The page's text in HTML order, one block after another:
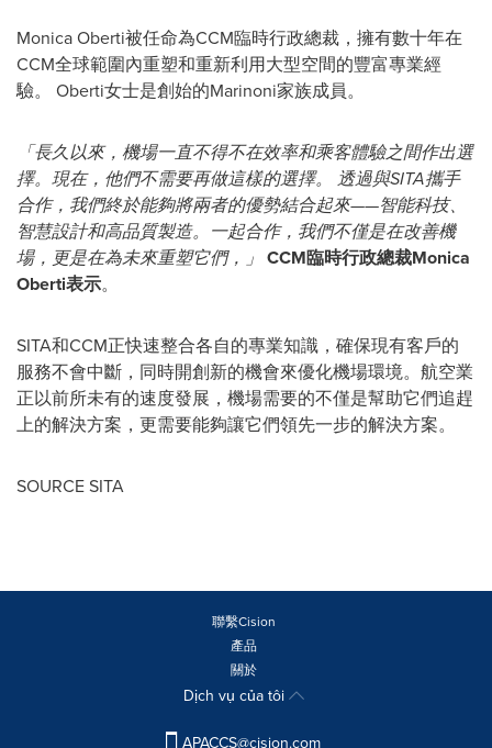
Monica Oberti被任命為CCM臨時行政總裁，擁有數十年在
CCM全球範圍內重塑和重新利用大型空間的豐富專業經
驗。 Oberti女士是創始的Marinoni家族成員。
「長久以來，機場一直不得不在效率和乘客體驗之間作出選
擇。現在，他們不需要再做這樣的選擇。 透過與SITA攜手
合作，我們終於能夠將兩者的優勢結合起來——智能科技、
智慧設計和高品質製造。一起合作，我們不僅是在改善機
場，更是在為未來重塑它們，」 CCM臨時行政總裁Monica
Oberti表示。
SITA和CCM正快速整合各自的專業知識，確保現有客戶的
服務不會中斷，同時開創新的機會來優化機場環境。航空業
正以前所未有的速度發展，機場需要的不僅是幫助它們追趕
上的解決方案，更需要能夠讓它們領先一步的解決方案。
SOURCE SITA
聯繫Cision
產品
關於
Dịch vụ của tôi
APACCS@cision.com